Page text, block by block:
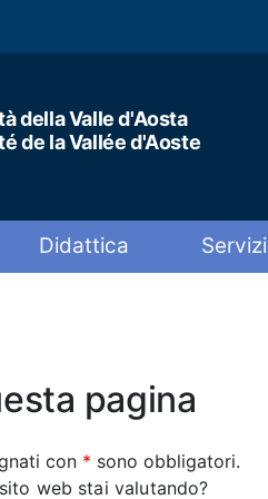
della Valle d'Aosta
de la Vallée d'Aoste
Didattica Servizi
pagina
con * sono obbligatori.
web stai valutando?